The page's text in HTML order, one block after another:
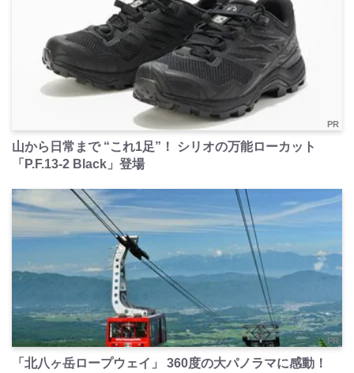
PR
山から日常まで “これ1足”！ シリオの万能ローカット
「P.F.13-2 Black」登場
PR
「北八ヶ岳ロープウェイ」 360度の大パノラマに感動！